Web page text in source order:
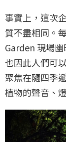
事實上，這次
質不盡相同。
Garden 現場
也因此人們可
聚焦在隨四季
植物的聲音、